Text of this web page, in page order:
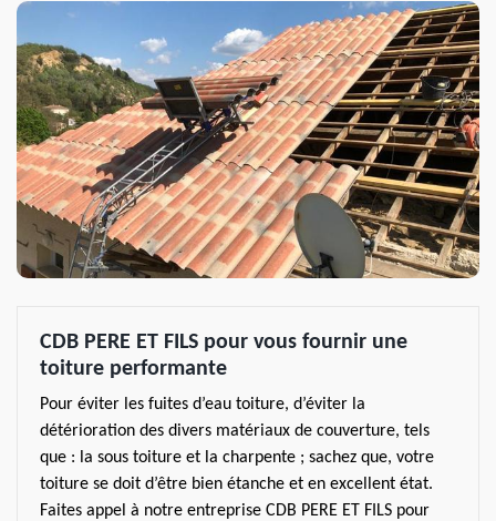
CDB PERE ET FILS pour vous fournir une
toiture performante
Pour éviter les fuites d’eau toiture, d’éviter la
détérioration des divers matériaux de couverture, tels
que : la sous toiture et la charpente ; sachez que, votre
toiture se doit d’être bien étanche et en excellent état.
Faites appel à notre entreprise CDB PERE ET FILS pour